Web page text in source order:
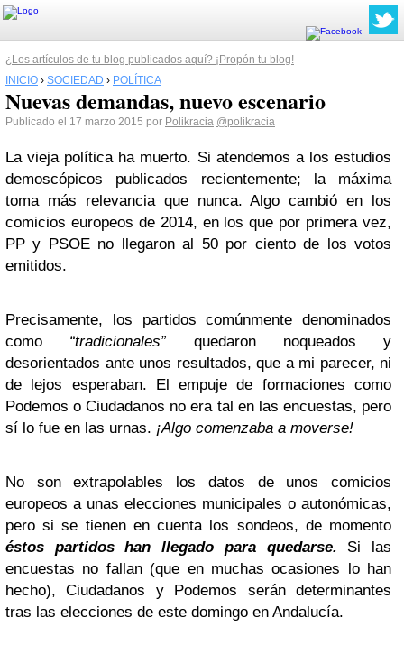
¿Los artículos de tu blog publicados aquí? ¡Propón tu blog!
INICIO › SOCIEDAD › POLÍTICA
Nuevas demandas, nuevo escenario
Publicado el 17 marzo 2015 por Polikracia @polikracia
La vieja política ha muerto. Si atendemos a los estudios
demoscópicos publicados recientemente; la máxima
toma más relevancia que nunca. Algo cambió en los
comicios europeos de 2014, en los que por primera vez,
PP y PSOE no llegaron al 50 por ciento de los votos
emitidos.
Precisamente, los partidos comúnmente denominados
como “tradicionales”quedaron noqueados y
desorientados ante unos resultados, que a mi parecer, ni
de lejos esperaban. El empuje de formaciones como
Podemos o Ciudadanos no era tal en las encuestas, pero
sí lo fue en las urnas. ¡Algo comenzaba a moverse!
No son extrapolables los datos de unos comicios
europeos a unas elecciones municipales o autonómicas,
pero si se tienen en cuenta los sondeos, de momento
éstos partidos han llegado para quedarse. Si las
encuestas no fallan (que en muchas ocasiones lo han
hecho), Ciudadanos y Podemos serán determinantes
tras las elecciones de este domingo en Andalucía.